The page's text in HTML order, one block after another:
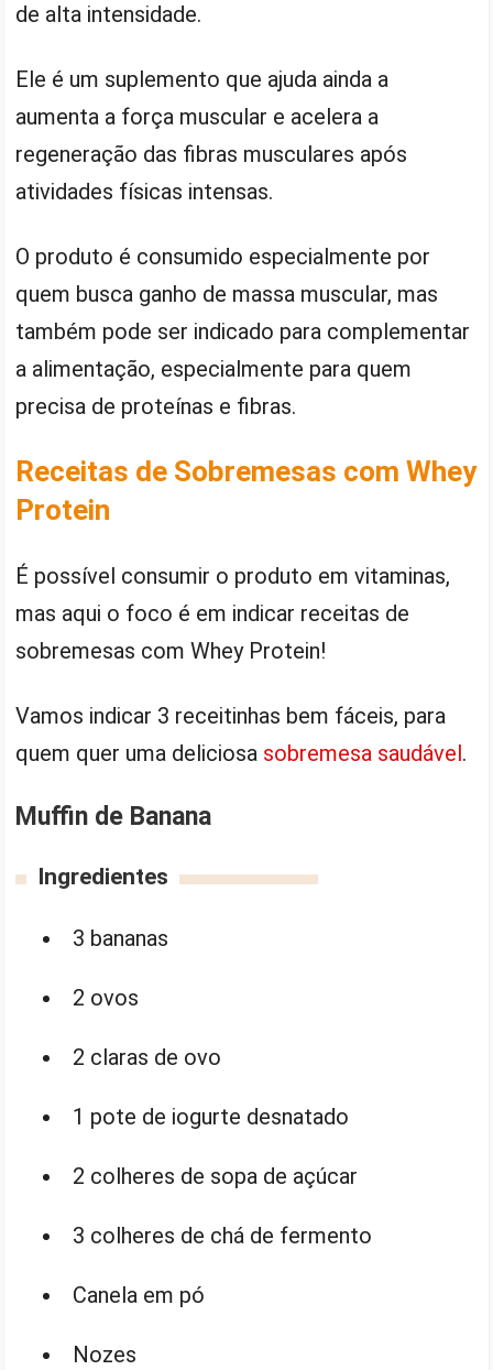
de alta intensidade.
Ele é um suplemento que ajuda ainda a
aumenta a força muscular e acelera a
regeneração das fibras musculares após
atividades físicas intensas.
O produto é consumido especialmente por
quem busca ganho de massa muscular, mas
também pode ser indicado para complementar
a alimentação, especialmente para quem
precisa de proteínas e fibras.
Receitas de Sobremesas com Whey
Protein
É possível consumir o produto em vitaminas,
mas aqui o foco é em indicar receitas de
sobremesas com Whey Protein!
Vamos indicar 3 receitinhas bem fáceis, para
quem quer uma deliciosa sobremesa saudável.
Muffin de Banana
Ingredientes
3 bananas
2 ovos
2 claras de ovo
1 pote de iogurte desnatado
2 colheres de sopa de açúcar
3 colheres de chá de fermento
Canela em pó
Nozes